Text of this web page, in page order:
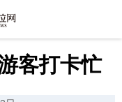
客打卡忙